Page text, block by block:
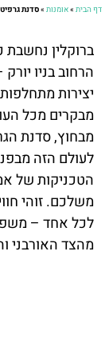
דף הבית»אומנות»סדנת
ברוקלין
הרחוב בניו
יצירות
מבקרים מכל
מבחוץ, סדנת
לעולם הזה
הטכניקות של
משלכם. זוהי
לכל אחד –
מהצד האורבני